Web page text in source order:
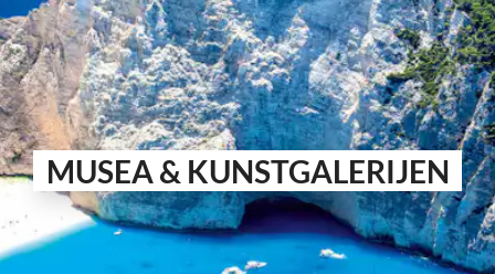
MUSEA & KUNSTGALERIJEN